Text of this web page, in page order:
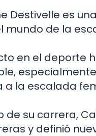
Destivelle es
mundo de la
en el deporte
a la escalada
de su carrera,
y definió